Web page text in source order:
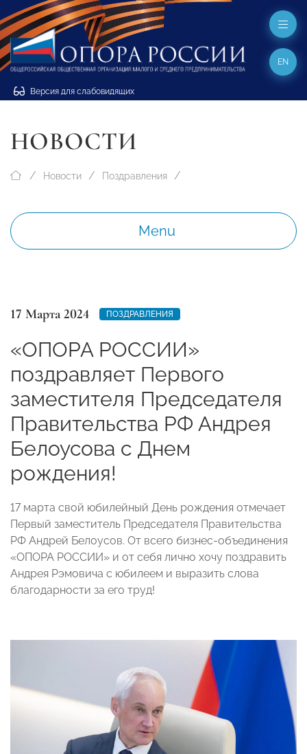
Версия для слабовидящих
EN
НОВОСТИ
Новости Поздравления
Menu
17 Марта 2024 ПОЗДРАВЛЕНИЯ
«ОПОРА РОССИИ»
поздравляет Первого
заместителя Председателя
Правительства РФ Андрея
Белоусова с Днем
рождения!
17 марта свой юбилейный День рождения отмечает
Первый заместитель Председателя Правительства
РФ Андрей Белоусов. От всего бизнес-объединения
«ОПОРА РОССИИ» и от себя лично хочу поздравить
Андрея Рэмовича с юбилеем и выразить слова
благодарности за его труд!